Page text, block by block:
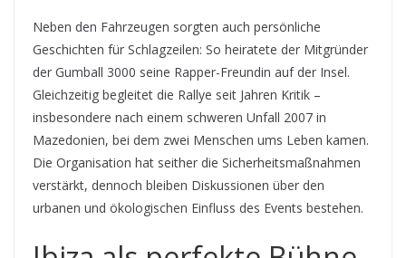
Neben den Fahrzeugen sorgten auch persönliche
Geschichten für Schlagzeilen: So heiratete der Mitgründer
der Gumball 3000 seine Rapper-Freundin auf der Insel.
Gleichzeitig begleitet die Rallye seit Jahren Kritik –
insbesondere nach einem schweren Unfall 2007 in
Mazedonien, bei dem zwei Menschen ums Leben kamen.
Die Organisation hat seither die Sicherheitsmaßnahmen
verstärkt, dennoch bleiben Diskussionen über den
urbanen und ökologischen Einfluss des Events bestehen.